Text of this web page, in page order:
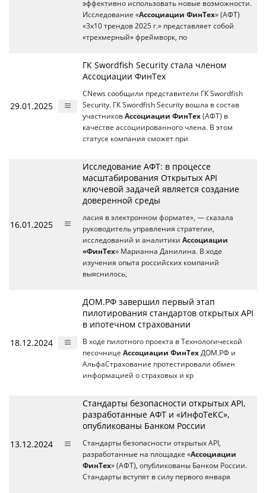
эффективно использовать новые возможности.
Исследование «Ассоциации ФинТех» (АФТ)
«3х10 трендов 2025 г.» представляет собой
«трехмерный» фреймворк, по
29.01.2025
ГК Swordfish Security стала членом
Ассоциации ФинТех
CNews сообщили представители ГК Swordfish
Security. ГК Swordfish Security вошла в состав
участников Ассоциации ФинТех (АФТ) в
качестве ассоциированного члена. В этом
статусе компания сможет при
16.01.2025
Исследование АФТ: в процессе
масштабирования Открытых API
ключевой задачей является создание
доверенной среды
ласия в электронном формате», — сказала
руководитель управления стратегии,
исследований и аналитики Ассоциации
«ФинТех» Марианна Данилина. В ходе
изучения опыта российских компаний
выяснилось,
18.12.2024
ДОМ.РФ завершил первый этап
пилотирования стандартов открытых API
в ипотечном страховании
В ходе пилотного проекта в Технологической
песочнице Ассоциации ФинТех ДОМ.РФ и
АльфаСтрахование протестировали обмен
информацией о страховых и кр
13.12.2024
Стандарты безопасности открытых API,
разработанные АФТ и «ИнфоТеКС»,
опубликованы Банком России
Стандарты безопасности открытых API,
разработанные на площадке «Ассоциации
ФинТех» (АФТ), опубликованы Банком России.
Стандарты вступят в силу первого января